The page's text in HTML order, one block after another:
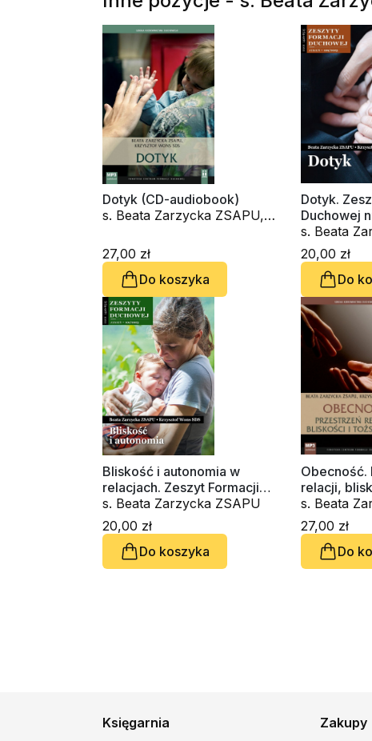
Dotyk (CD-audiobook)
s. Beata Zarzycka ZSAPU,
27,00 zł
Do koszyka
Dotyk.
Duchowej
s. Beata
ks.
20,00 zł
Do
Bliskość i autonomia w
relacjach. Zeszyt Formacji
Duchowej nr 101
s. Beata Zarzycka ZSAPU
20,00 zł
Do koszyka
Obecność.
relacji,
s. Beata
ks.
27,00 zł
Do
Księgarnia Zakupy